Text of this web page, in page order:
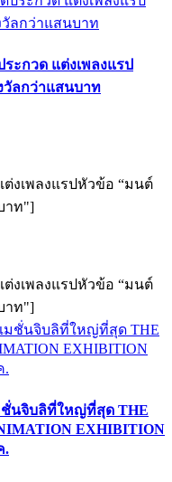
ะกวด แต่งเพลงแรป
วัลกว่าแสนบาท
งเพลงแรปหัวข้อ “มนต์
าท"]
งเพลงแรปหัวข้อ “มนต์
าท"]
ชั่นจิบลิที่ใหญ่ที่สุด THE
EXHIBITION
.